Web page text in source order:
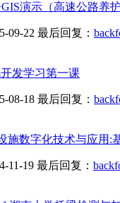
演示（高速公路养
09-22 最后回复：
开发学习第一课
08-18 最后回复：
施数字化技术与应用:
11-19 最后回复：